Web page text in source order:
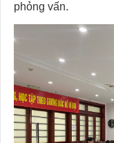
phỏng vấn.